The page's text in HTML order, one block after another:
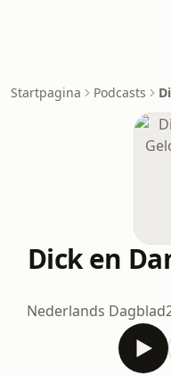
Startpagina Podcasts
Dick en
Nederlands Dagblad